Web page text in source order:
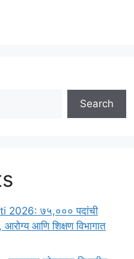
Search
2026: ७५,००० पदांची
आणि शिक्षण विभागात